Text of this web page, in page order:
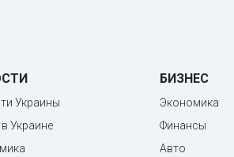
Украины
Украине
БИЗНЕС
Экономика
Финансы
Авто